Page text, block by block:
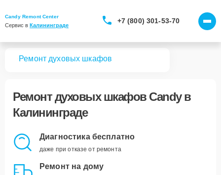
Candy Remont Center
Сервис в Калининграде
+7 (800) 301-53-70
Ремонт духовых шкафов
Ремонтдуховых шкафов Candyв
Калининграде
Диагностика бесплатно
даже при отказе от ремонта
Ремонт на дому